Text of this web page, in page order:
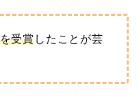
を受賞したことが芸